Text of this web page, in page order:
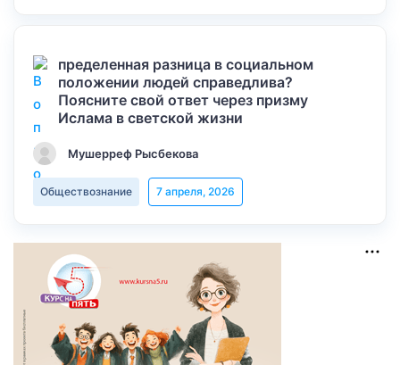
пределенная разница в социальном
положении людей справедлива?
Поясните свой ответ через призму
Ислама в светской жизни
Мушерреф Рысбекова
Обществознание 7 апреля, 2026